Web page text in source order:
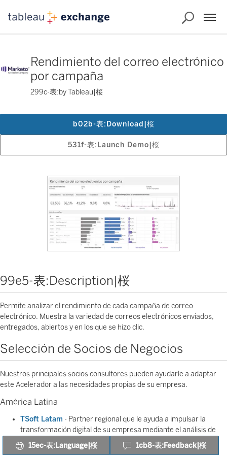
Rendimiento del correo electrónico
por campaña
299c-表:by Tableau|桜
531f-表:Launch Demo|桜
b02b-表:Download|桜
99e5-表:Description|桜
Permite analizar el rendimiento de cada campaña de correo
electrónico. Muestra la variedad de correos electrónicos enviados,
entregados, abiertos y en los que se hizo clic.
Selección de Socios de Negocios
Nuestros principales socios consultores pueden ayudarle a adaptar
este Acelerador a las necesidades propias de su empresa.
América Latina
TSoft Latam - Partner regional que le ayuda a impulsar la
transformación digital de su empresa mediante el análisis de
datos.
DataTeam
- Ayudamos a nuestros clientes a implementar o
15ec-表:Language|桜 1cb8-表:Feedback|桜